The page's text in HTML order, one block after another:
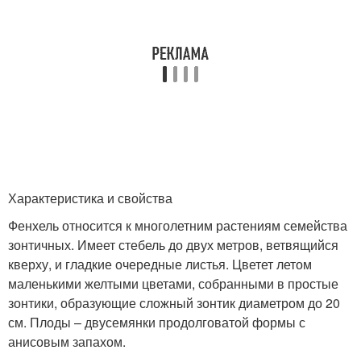
Характеристика и свойства
Фенхель относится к многолетним растениям семейства
зонтичных. Имеет стебель до двух метров, ветвящийся
кверху, и гладкие очередные листья. Цветет летом
маленькими желтыми цветами, собранными в простые
зонтики, образующие сложный зонтик диаметром до 20
см. Плоды – двусемянки продолговатой формы с
анисовым запахом.